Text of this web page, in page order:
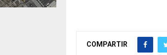
COMPARTIR